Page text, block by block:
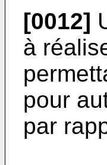
[0012]
à
pour
par